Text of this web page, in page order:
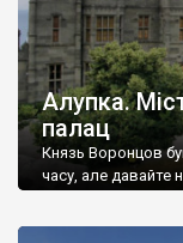
Алупка.
палац
Князь Воронцов
часу, але давайте